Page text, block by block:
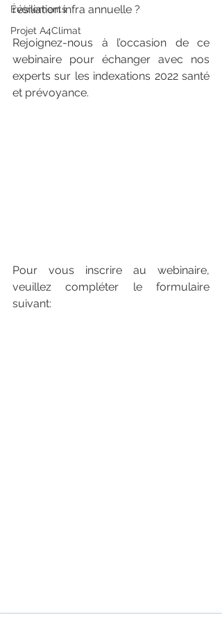
Événements
Projet A4Climat
résiliation infra annuelle ?
Rejoignez-nous à l’occasion de ce
webinaire pour échanger avec nos
experts sur les indexations 2022 santé
et prévoyance.
Pour vous inscrire au webinaire,
veuillez compléter le formulaire
suivant: